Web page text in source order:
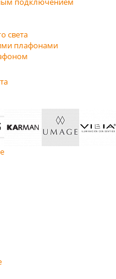
света
плафонами